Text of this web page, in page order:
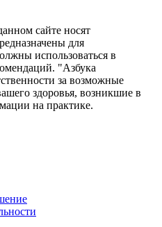
сайте носят
для
использоваться в
"Азбука
за возможные
здоровья, возникшие в
на практике.